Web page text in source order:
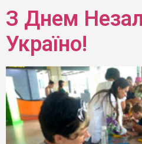
З Днем
Україно!